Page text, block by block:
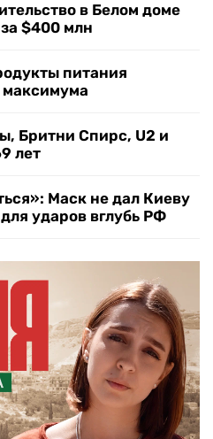
в Белом доме
$400 млн
питания
максимума
Бритни Спирс, U2 и
лет
Маск не дал Киеву
ударов вглубь РФ